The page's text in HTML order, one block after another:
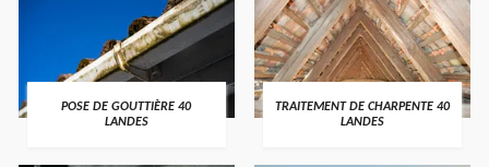
POSE DE GOUTTIÈRE 40
LANDES
TRAITEMENT DE CHARPENTE 40
LANDES